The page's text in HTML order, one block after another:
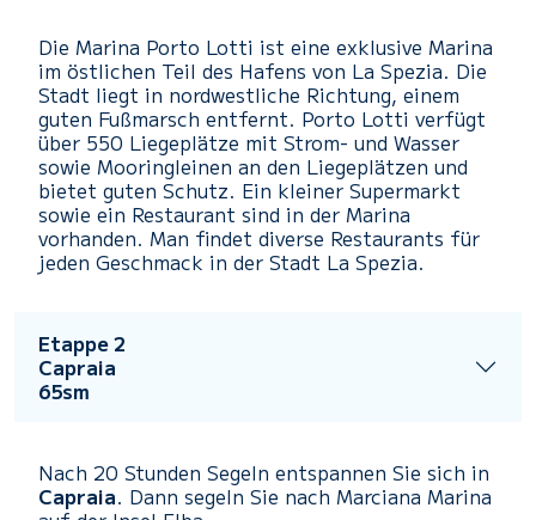
Die Marina Porto Lotti ist eine exklusive Marina
im östlichen Teil des Hafens von La Spezia. Die
Stadt liegt in nordwestliche Richtung, einem
guten Fußmarsch entfernt. Porto Lotti verfügt
über 550 Liegeplätze mit Strom- und Wasser
sowie Mooringleinen an den Liegeplätzen und
bietet guten Schutz. Ein kleiner Supermarkt
sowie ein Restaurant sind in der Marina
vorhanden. Man findet diverse Restaurants für
jeden Geschmack in der Stadt La Spezia.
Etappe 2
Capraia
65sm
Nach 20 Stunden Segeln entspannen Sie sich in
Capraia. Dann segeln Sie nach Marciana Marina